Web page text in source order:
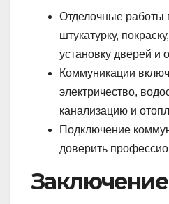
Отделочные работы
штукатурку,
установку дверей и
Коммуникации
электричество,
канализацию и
Подключение
доверить
Заключение